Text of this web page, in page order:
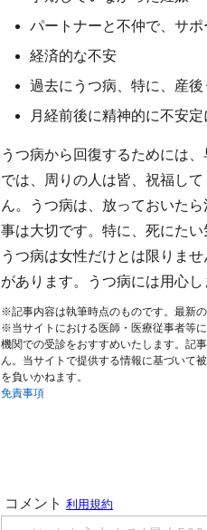
パートナーと不仲で、サ
経済的な不安
過去にうつ病、特に、産
月経前後に精神的に不安
うつ病から回復するためには
では、周りの人は皆、祝福し
ん。うつ病は、放っておいた
事は大切です。特に、死にた
うつ病は女性だけとは限りま
があります。うつ病には用心し
※記事内容は執筆時点のものです。最新の
※当サイトにおける医師・医療従事者等
機関での受診をおすすめいたします。記
ん。当サイトで提供する情報に基づいて
を負いかねます。
免責事項